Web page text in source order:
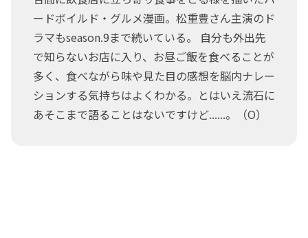
ードボイルド・グルメ漫画。松重豊さん主演のド
ラマもseason.9まで続いている。 自分も外出先
で知らないお店に入り、お昼ご飯を食べることが
多く、食べながら味や見た目の感想を脳内ナレー
ションする気持ちはよくわかる。とはいえ流石に
あそこまで語ることはないですけど......。（O）